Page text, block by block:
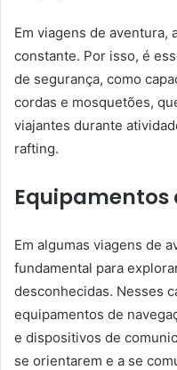
Em viagens de aventura,
constante. Por isso, é
de segurança, como
cordas e mosquetões,
viajantes durante
rafting.
Equipamentos
Em algumas viagens de
fundamental para
desconhecidas. Nesses
equipamentos de
e dispositivos de
se orientarem e a se